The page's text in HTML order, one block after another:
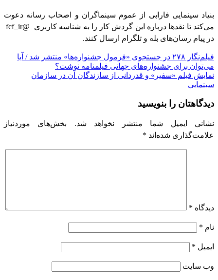
بنیاد سینمایی فارابی از عموم سینماگران و اصحاب رسانه دعوت
می‌کند تا نقد‌ها درباره این گردش کار را به شناسه کاربری @fcf_ir
در پیام رسان‌های بله و تلگرام ارسال کنند.
راهبری
نوشته
فیلم‌نگار ۲۷۸ در جستجوی «فرمول جشنواره‌ها» منتشر شد / آیا
می‌توان برای جشنواره‌های جهانی فیلمنامه نوشت؟
نمایش فیلم «سفیر» و قدردانی از سازندگان آن در سازمان
سینمایی
دیدگاهتان را بنویسید
نشانی ایمیل شما منتشر نخواهد شد.
بخش‌های موردنیاز
علامت‌گذاری شده‌اند *
دیدگاه *
نام *
ایمیل *
وب‌ سایت